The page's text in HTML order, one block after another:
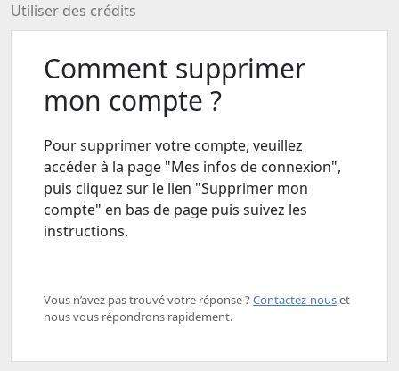
Utiliser des crédits
Comment supprimer
mon compte ?
Pour supprimer votre compte, veuillez
accéder à la page "Mes infos de connexion",
puis cliquez sur le lien "Supprimer mon
compte" en bas de page puis suivez les
instructions.
Vous n’avez pas trouvé votre réponse ? ​Contactez-nous​ et
nous vous répondrons rapidement.